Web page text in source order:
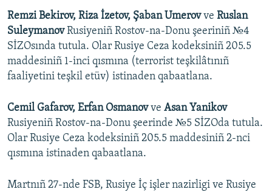
Remzi Bekirov, Riza İzetov, Şaban Umerovve Ruslan
SuleymanovRusiyeniñ Rostov-na-Donu şeeriniñ №4
SİZOsında tutula. Olar Rusiye Ceza kodeksiniñ 205.5
maddesiniñ 1-inci qısmına (terrorist teşkilâtınıñ
faaliyetini teşkil etüv) istinaden qabaatlana.
Cemil Gafarov, Erfan Osmanovve Asan Yanikov
Rusiyeniñ Rostov-na-Donu şeerinde №5 SİZOda tutula.
Olar Rusiye Ceza kodeksiniñ 205.5 maddesiniñ 2-nci
qısmına istinaden qabaatlana.
Martnıñ 27-nde FSB, Rusiye İç işler nazirligi ve Rusiye